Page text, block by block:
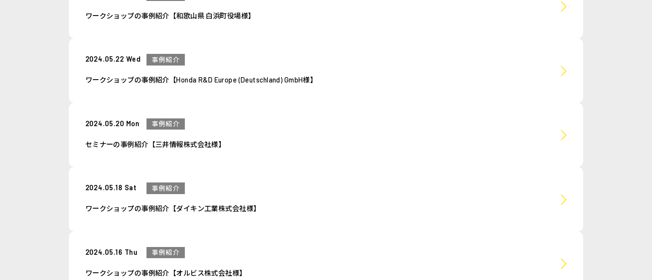
ワークショップの事例紹介【和歌山県 白浜町役場様】
2024.05.22 Wed 事例紹介
ワークショップの事例紹介【Honda R&D Europe (Deutschland) GmbH様】
2024.05.20 Mon 事例紹介
セミナーの事例紹介【三井情報株式会社様】
2024.05.18 Sat 事例紹介
ワークショップの事例紹介【ダイキン工業株式会社様】
2024.05.16 Thu 事例紹介
ワークショップの事例紹介【オルビス株式会社様】